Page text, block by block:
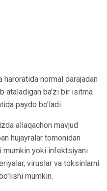
normal darajadan
ataladigan ba'zi bir isitma
paydo bo'ladi.
allaqachon mavjud
hujayralar tomonidan
mumkin yoki infektsiyani
viruslar va toksinlarni
mumkin.